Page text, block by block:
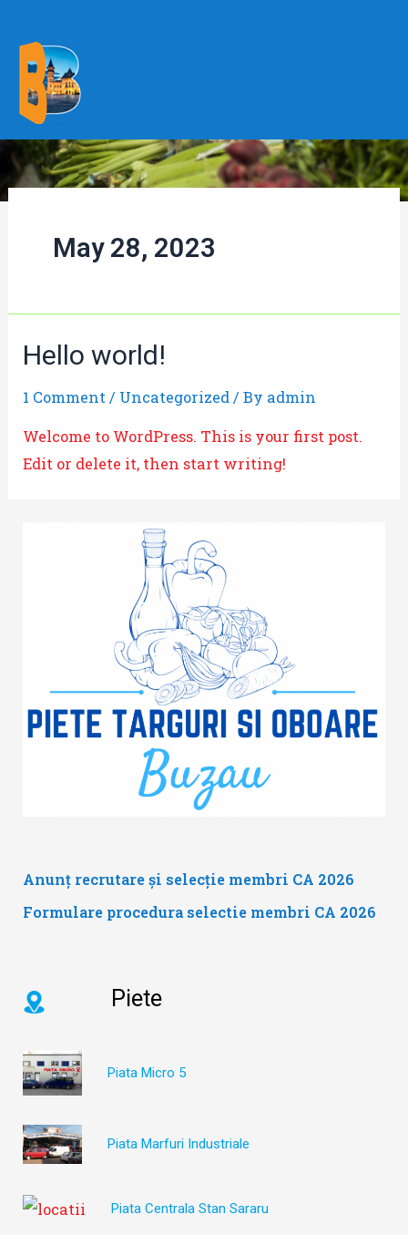
Skip
to
May 28, 2023
Hello world!
1 Comment / Uncategorized / By admin
Welcome to WordPress. This is your first post.
Edit or delete it, then start writing!
Anunț recrutare și selecție membri CA 2026
Formulare procedura selectie membri CA 2026
Piete
Piata Micro 5
Piata Marfuri Industriale
Piata Centrala Stan Sararu